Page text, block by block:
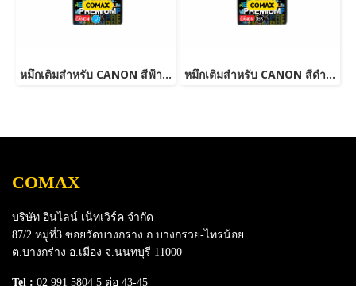
หมึกเติมสำหรับ CANON สีฟ้า 100 ml. โคแมกซ์ หมึกเติมสำหรับ CANON สีดำ 100 ml. โคแมกซ์
COMAX
บริษัท อินไลน์ เน็ทเวิร์ค จำกัด
87/2 หมู่ที่3 ซอยวัดบางกร่าง ถ.บางกรวย-ไทรน้อย
ต.บางกร่าง อ.เมือง จ.นนทบุรี 11000
Tel : 02 991 5804 5 ต่อ 43-45